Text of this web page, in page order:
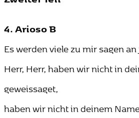
4. Arioso B
Es werden viele zu mir sagen an
Herr, Herr, haben wir nicht in
geweissaget,
haben wir nicht in deinem